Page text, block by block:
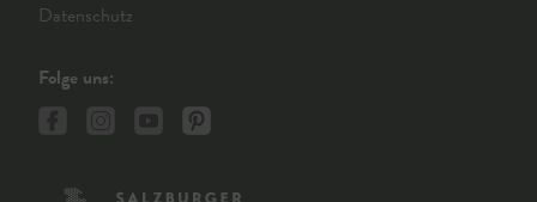
Datenschutz
Folge uns: